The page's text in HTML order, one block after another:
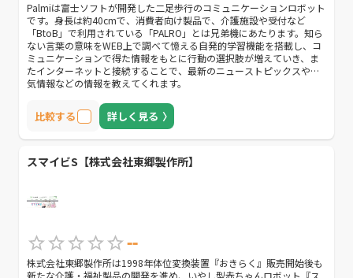
Palmiは富士ソフトが開発した二足歩行のコミュニケーションロボット
です。身長は約40cmで、消費者向け製品で、介護施設や受付など
「BtoB」で利用されている「PALRO」とは兄弟機にあたります。知ら
ない言葉の意味をWEB上で調べて憶える自発的学習機能を搭載し、コ
ミュニケーションで得た情報をもとに行動の選択肢が増えていき、ま
たインターネットと接続することで、最新のニューストピックスや天
気情報などの情報を教えてくれます。
比較する 詳しく見る
スマイビS【株式会社東郷製作所】
--
株式会社東郷製作所は1998年体位変換装置『おきらく』販売開始後も
新たな介護・福祉製品の開発を進め、いやし型赤ちゃんロボット『ス